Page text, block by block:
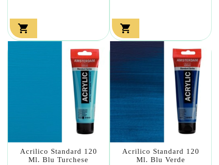
 
Acrilico Standard 120
Ml. Blu Turchese
Acrilico Standard 120
Ml. Blu Verde